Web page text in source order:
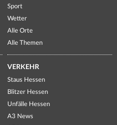
Sport
Wetter
Alle Orte
Alle Themen
VERKEHR
Staus Hessen
Blitzer Hessen
Unfälle Hessen
A3 News